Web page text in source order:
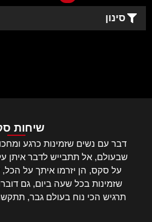
סינון
שיחות
דבר עם נשים שזמינות כרגע
שבעולם, אל תתבייש לדבר איתן
על סקס, הן יזרמו איתך על הכל,
שזמינות בכל שעה ביום, גם
תרגיש הכי נוח בעולם גבר,